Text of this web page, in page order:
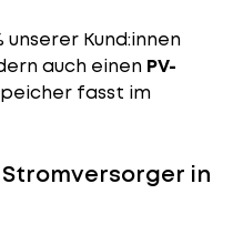
unserer Kund:innen
auch einen PV-
fasst im
in